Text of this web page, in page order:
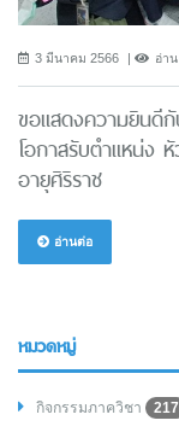
3 มีนาคม 2566 อ่า
ขอแสดงความยินดี
โอกาสรับตำแหน่ง
อายุศิริราช
อ่านต่อ
หมวดหมู่
กิจกรรมภาควิชา
217